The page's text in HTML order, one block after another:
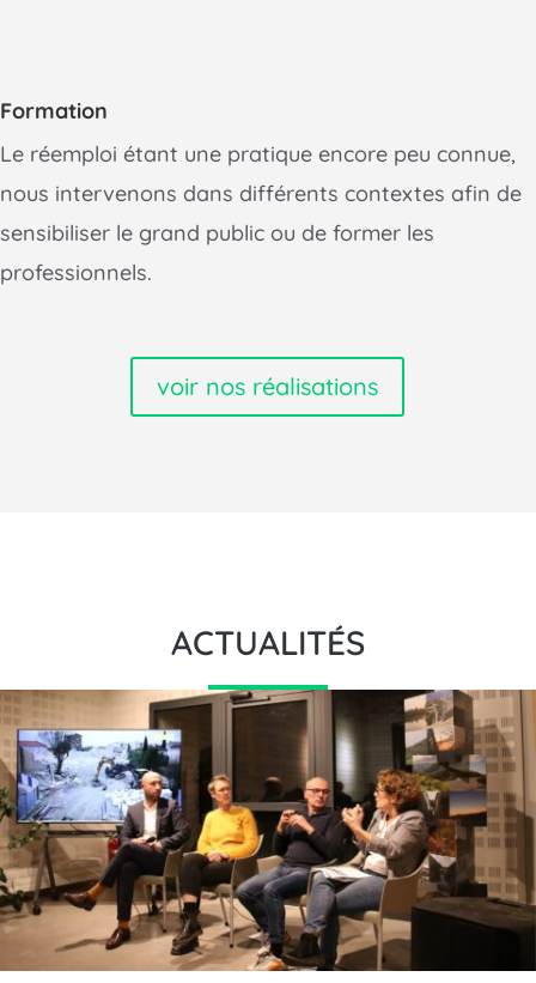
Formation
Le réemploi étant une pratique encore peu connue,
nous intervenons dans différents contextes afin de
sensibiliser le grand public ou de former les
professionnels.
voir nos réalisations
ACTUALITÉS